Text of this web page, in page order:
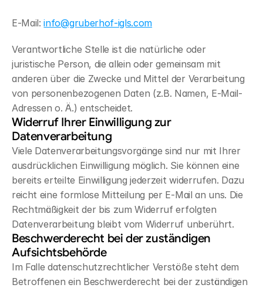
E-Mail: info@gruberhof-igls.com
Verantwortliche Stelle ist die natürliche oder
juristische Person, die allein oder gemeinsam mit
anderen über die Zwecke und Mittel der Verarbeitung
von personenbezogenen Daten (z.B. Namen, E-Mail-
Adressen o. Ä.) entscheidet.
Widerruf Ihrer Einwilligung zur
Datenverarbeitung
Viele Datenverarbeitungsvorgänge sind nur mit Ihrer
ausdrücklichen Einwilligung möglich. Sie können eine
bereits erteilte Einwilligung jederzeit widerrufen. Dazu
reicht eine formlose Mitteilung per E-Mail an uns. Die
Rechtmäßigkeit der bis zum Widerruf erfolgten
Datenverarbeitung bleibt vom Widerruf unberührt.
Beschwerderecht bei der zuständigen
Aufsichtsbehörde
Im Falle datenschutzrechtlicher Verstöße steht dem
Betroffenen ein Beschwerderecht bei der zuständigen